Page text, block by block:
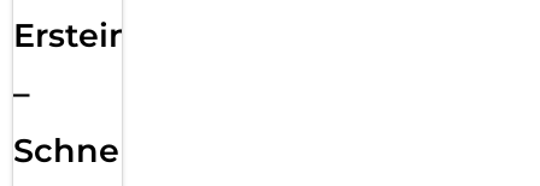
Ersteinrichtung
–
Schnelle